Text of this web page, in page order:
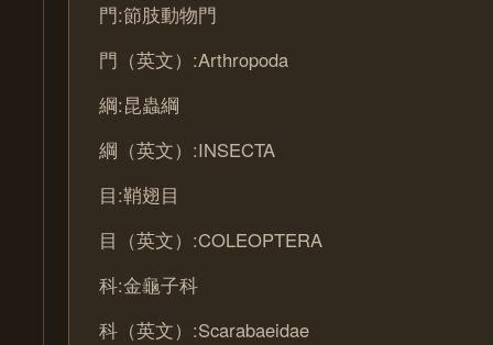
門:節肢動物門
門（英文）:Arthropoda
綱:昆蟲綱
綱（英文）:INSECTA
目:鞘翅目
目（英文）:COLEOPTERA
科:金龜子科
科（英文）:Scarabaeidae